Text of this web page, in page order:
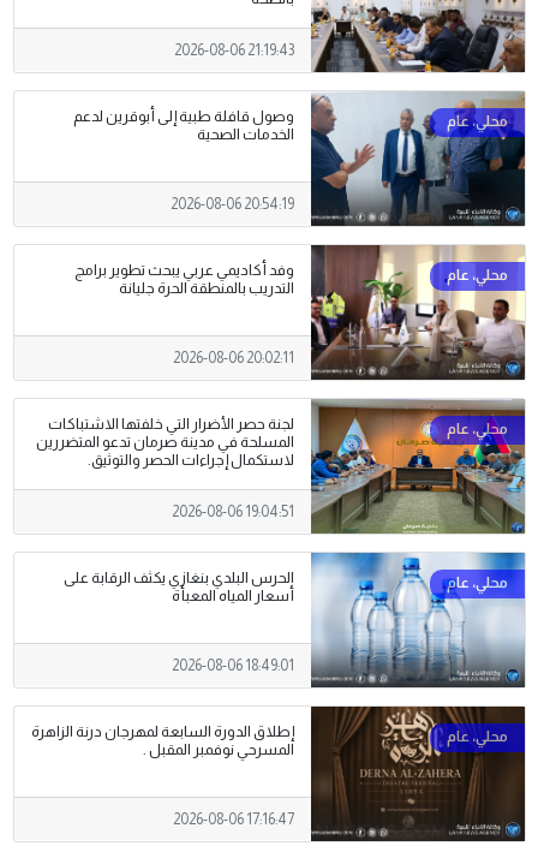
2026-08-06 21:19:43
وصول قافلة طبية إلى أبوقرين لدعم
الخدمات الصحية
2026-08-06 20:54:19
وفد أكاديمي عربي يبحث تطوير برامج
التدريب بالمنطقة الحرة جليانة
2026-08-06 20:02:11
لجنة حصر الأضرار التي خلفتها الاشتباكات
المسلحة في مدينة صرمان تدعو المتضررين
لاستكمال إجراءات الحصر والتوثيق.
2026-08-06 19:04:51
الحرس البلدي بنغازي يكثف الرقابة على
أسعار المياه المعبأة
2026-08-06 18:49:01
إطلاق الدورة السابعة لمهرجان درنة الزاهرة
المسرحي نوفمبر المقبل .
2026-08-06 17:16:47